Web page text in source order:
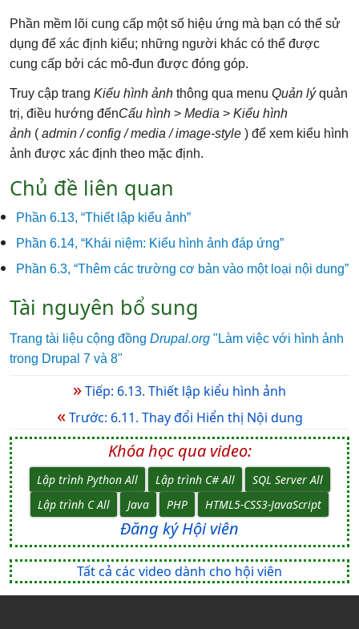
Phần mềm lõi cung cấp một số hiệu ứng mà bạn có thể sử
dụng để xác định kiểu; những người khác có thể được
cung cấp bởi các mô-đun được đóng góp.
Truy cập trang Kiểu hình ảnh thông qua menu Quản lýquản
trị, điều hướng đếnCấu hình > Media > Kiểu hình
ảnh ( admin / config / media / image-style ) để xem kiểu hình
ảnh được xác định theo mặc định.
Chủ đề liên quan
Phần 6.13, “Thiết lập kiểu ảnh”
Phần 6.14, “Khái niệm: Kiểu hình ảnh đáp ứng”
Phần 6.3, “Thêm các trường cơ bản vào một loại nội dung”
Tài nguyên bổ sung
Trang tài liệu cộng đồng Drupal.org "Làm việc với hình ảnh
trong Drupal 7 và 8"
»Tiếp: 6.13. Thiết lập kiểu hình ảnh
«Trước: 6.11. Thay đổi Hiển thị Nội dung
Khóa học qua video:
Lập trình Python All Lập trình C# All
SQL Server All
Lập trình C All
Java PHP HTML5-CSS3-JavaScript
Đăng ký Hội viên
Tất cả các video dành cho hội viên